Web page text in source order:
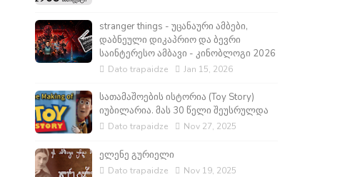
stranger things - უცანაური ამბები,
დაბნეული დიკაპრიო და ბევრი
საინტერესო ამბავი - კინობლოგი 2026
Dato trapaidze Jan 15, 2026
სათამაშოების ისტორია (Toy Story)
იუბილარია. მას 30 წელი შეუსრულდა
Dato trapaidze Nov 27, 2025
ელენე გურიელი
Dato trapaidze Nov 19, 2025